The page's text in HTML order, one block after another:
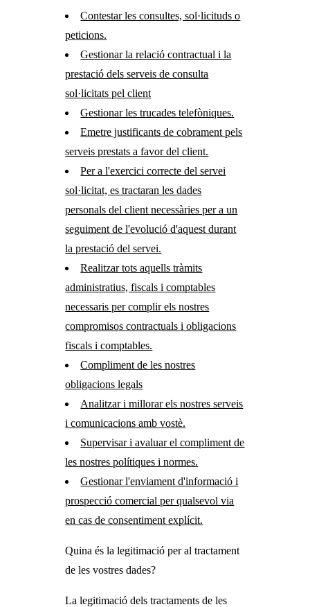
Contestar les consultes, sol·licituds o
peticions.
Gestionar la relació contractual i la
prestació dels serveis de consulta
sol·licitats pel client
Gestionar les trucades telefòniques.
Emetre justificants de cobrament pels
serveis prestats a favor del client.
Per a l'exercici correcte del servei
sol·licitat, es tractaran les dades
personals del client necessàries per a un
seguiment de l'evolució d'aquest durant
la prestació del servei.
Realitzar tots aquells tràmits
administratius, fiscals i comptables
necessaris per complir els nostres
compromisos contractuals i obligacions
fiscals i comptables.
Compliment de les nostres
obligacions legals
Analitzar i millorar els nostres serveis
i comunicacions amb vostè.
Supervisar i avaluar el compliment de
les nostres polítiques i normes.
Gestionar l'enviament d'informació i
prospecció comercial per qualsevol via
en cas de consentiment explícit.
Quina és la legitimació per al tractament
de les vostres dades?
La legitimació dels tractaments de les